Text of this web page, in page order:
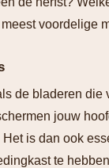
voordelige
de bladeren
jouw
is dan ook
te